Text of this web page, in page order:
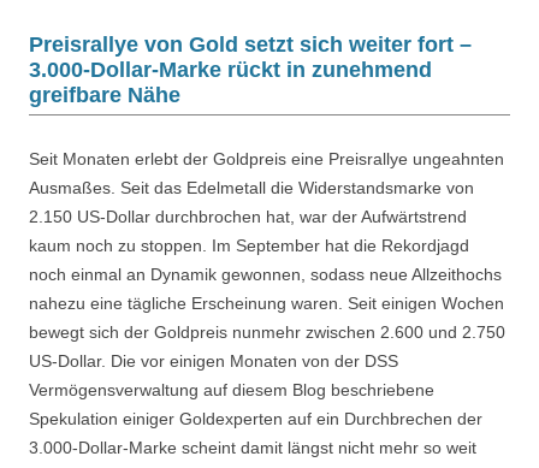
Preisrallye von Gold setzt sich weiter fort –
3.000-Dollar-Marke rückt in zunehmend
greifbare Nähe
Seit Monaten erlebt der Goldpreis eine Preisrallye ungeahnten
Ausmaßes. Seit das Edelmetall die Widerstandsmarke von
2.150 US-Dollar durchbrochen hat, war der Aufwärtstrend
kaum noch zu stoppen. Im September hat die Rekordjagd
noch einmal an Dynamik gewonnen, sodass neue Allzeithochs
nahezu eine tägliche Erscheinung waren. Seit einigen Wochen
bewegt sich der Goldpreis nunmehr zwischen 2.600 und 2.750
US-Dollar. Die vor einigen Monaten von der DSS
Vermögensverwaltung auf diesem Blog beschriebene
Spekulation einiger Goldexperten auf ein Durchbrechen der
3.000-Dollar-Marke scheint damit längst nicht mehr so weit